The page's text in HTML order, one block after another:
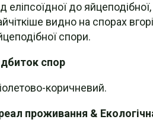
еліпсоїдної до
видно на спорах
спори.
спор
коричневий.
проживання &